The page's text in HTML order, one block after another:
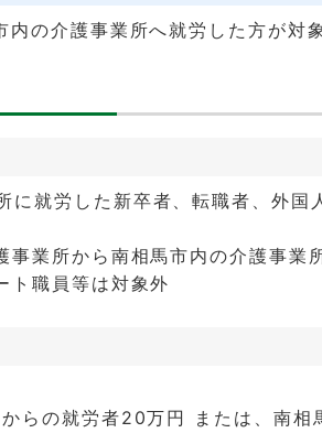
の介護事業所へ就労した方が対
に就労した新卒者、転職者、外国
事業所から南相馬市内の介護事業
ト職員等は対象外
らの就労者20万円 または、南相